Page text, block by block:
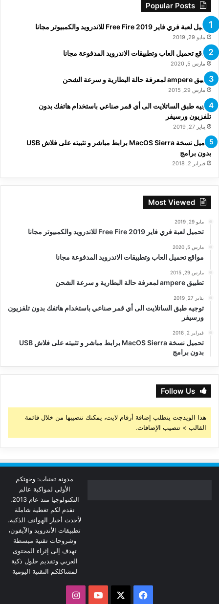
Popular Posts
تحميل لعبة فري فاير Free Fire 2019 للاندرويد والكمبيوتر مجانا
مايو 29, 2019
مواقع تحميل العاب وتطبيقات الاندرويد المدفوعة مجانا
مارس 5, 2020
تطبيق ampere لمعرفة حالة البطارية و سرعة الشحن
مارس 29, 2015
توجيه طبق الساتلايت الى أي قمر صناعي باستخدام هاتفك بدون
تلفزيون ورسيفر
يناير 27, 2019
تحميل نسخة MacOS Sierra برابط مباشر و تثبيته على فلاش USB
بدون برامج
فبراير 2, 2018
Most Viewed
مايو 29, 2019
تحميل لعبة فري فاير Free Fire 2019 للاندرويد والكمبيوتر مجانا
مارس 5, 2020
مواقع تحميل العاب وتطبيقات الاندرويد المدفوعة مجانا
مارس 29, 2015
تطبيق ampere لمعرفة حالة البطارية و سرعة الشحن
يناير 27, 2019
توجيه طبق الساتلايت الى أي قمر صناعي باستخدام هاتفك بدون تلفزيون
ورسيفر
فبراير 2, 2018
تحميل نسخة MacOS Sierra برابط مباشر و تثبيته على فلاش USB
بدون برامج
Follow Us
هذا الويدجت يتطلب إضافة أرقام لايت، يمكنك تنصيبها من خلال قائمة
القالب > تنصيب الإضافات.
مدونة تقنيات: وجهتكم
الأولى لمواكبة عالم
التكنولوجيا منذ عام 2013.
نقدم لكم تغطية شاملة
لأحدث أخبار الهواتف الذكية،
تطبيقات الأندرويد والآيفون،
وشروحات تقنية مبسطة
تهدف إلى إثراء المحتوى
العربي وتقديم حلول ذكية
لمشاكلكم التقنية اليومية
فيسبوك ‫YouTubeانستقرام